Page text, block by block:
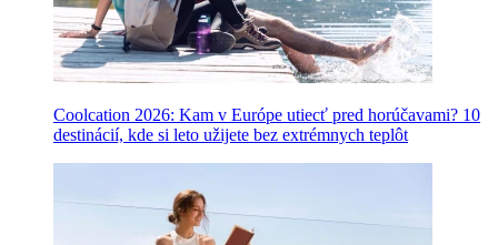
Coolcation 2026: Kam v Európe utiecť pred horúčavami? 10
destinácií, kde si leto užijete bez extrémnych teplôt